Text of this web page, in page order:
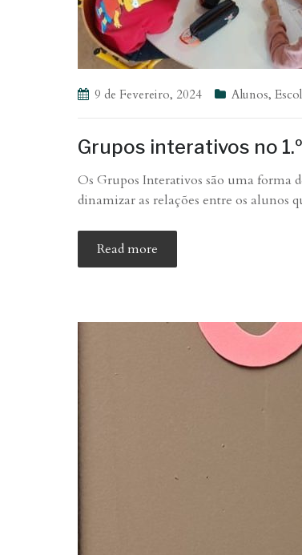
9 de Fevereiro, 2024 Alunos,
Grupos interativos no
Os Grupos Interativos são uma forma
dinamizar as relações entre os alunos
Read more